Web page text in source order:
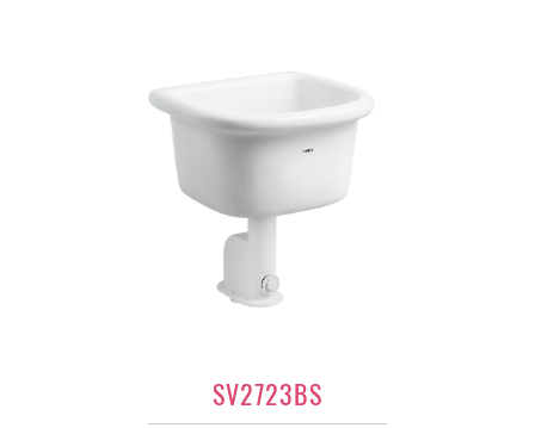
SV2723BS